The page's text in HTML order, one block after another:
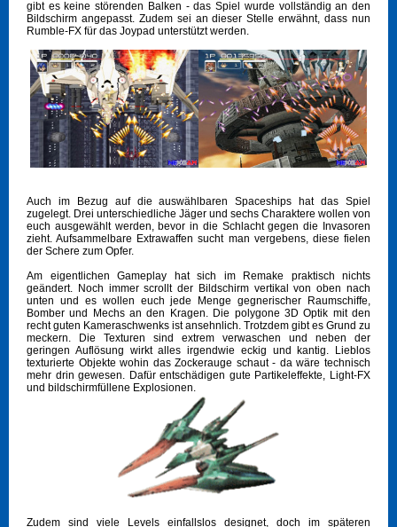
gibt es keine störenden Balken - das Spiel wurde vollständig an den
Bildschirm angepasst. Zudem sei an dieser Stelle erwähnt, dass nun
Rumble-FX für das Joypad unterstützt werden.
Auch im Bezug auf die auswählbaren Spaceships hat das Spiel
zugelegt. Drei unterschiedliche Jäger und sechs Charaktere wollen von
euch ausgewählt werden, bevor in die Schlacht gegen die Invasoren
zieht. Aufsammelbare Extrawaffen sucht man vergebens, diese fielen
der Schere zum Opfer.
Am eigentlichen Gameplay hat sich im Remake praktisch nichts
geändert. Noch immer scrollt der Bildschirm vertikal von oben nach
unten und es wollen euch jede Menge gegnerischer Raumschiffe,
Bomber und Mechs an den Kragen. Die polygone 3D Optik mit den
recht guten Kameraschwenks ist ansehnlich. Trotzdem gibt es Grund zu
meckern. Die Texturen sind extrem verwaschen und neben der
geringen Auflösung wirkt alles irgendwie eckig und kantig. Lieblos
texturierte Objekte wohin das Zockerauge schaut - da wäre technisch
mehr drin gewesen. Dafür entschädigen gute Partikeleffekte, Light-FX
und bildschirmfüllene Explosionen.
Zudem sind viele Levels einfallslos designet, doch im späteren